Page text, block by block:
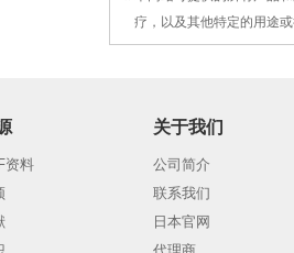
疗，以及其他特定的用途
资料
关于我们
公司简介
联系我们
日本官网